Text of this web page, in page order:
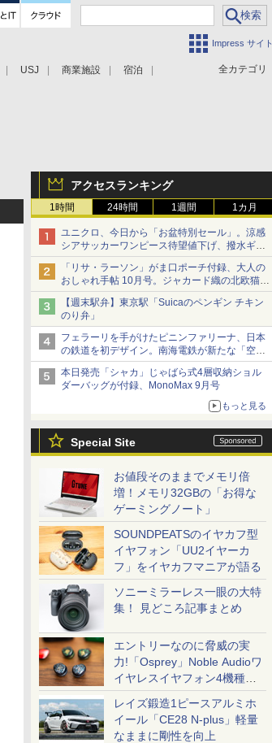
Impress サイト
全カテゴリ
USJ 商業施設 宿泊
アクセスランキング
1時間 24時間 1週間 1カ月
ユニクロ、今日から「お盆特別セール」。涼感
シアサッカーワンピース待望値下げ、撥水ギア
ショーツは1990円に
「リサ・ラーソン」がま口ポーチ付録、大人の
おしゃれ手帖 10月号。ジャカード織の北欧猫デ
ザイン
【週末駅弁】東京駅「Suicaのペンギン チキン
のり弁」
フェラーリを手がけたピニンファリーナ、日本
の鉄道を初デザイン。南海電鉄が新たな「空港
特急」をなにわ筋線へ導入
本日発売「シャカ」じゃばら式4層収納ショル
ダーバッグが付録、MonoMax 9月号
もっと見る
Special Site
お値段そのままでメモリ倍
増！メモリ32GBの「お得な
ゲーミングノート」
SOUNDPEATSのイヤカフ型
イヤフォン「UU2イヤーカ
フ」をイヤカフマニアが語る
ソニーミラーレス一眼の大特
集！ 見どころ記事まとめ
エントリーなのに脅威の実
力!「Osprey」Noble Audioワ
イヤレスイヤフォン4機種を
一気に聴く
レイズ鍛造1ピースアルミホ
イール「CE28 N-plus」軽量
なままに剛性を向上